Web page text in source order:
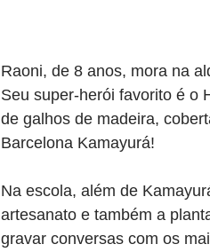
Raoni, de 8 anos, mora na
Seu super-herói favorito é o
de galhos de madeira,
Barcelona Kamayurá!
Na escola, além de
artesanato e também a
gravar conversas com os